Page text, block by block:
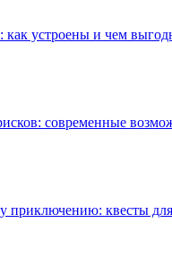
устроены и чем
современные
приключению: квесты